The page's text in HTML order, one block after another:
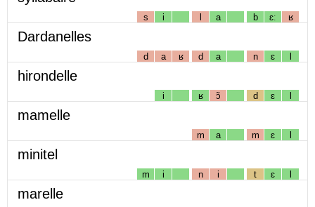
s i l a b ɛː ʁ
Dardanelles
d a ʁ d a n ɛ l
hirondelle
i ʁ ɔ̃ d ɛ l
mamelle
m a m ɛ l
minitel
m i n i t ɛ l
marelle